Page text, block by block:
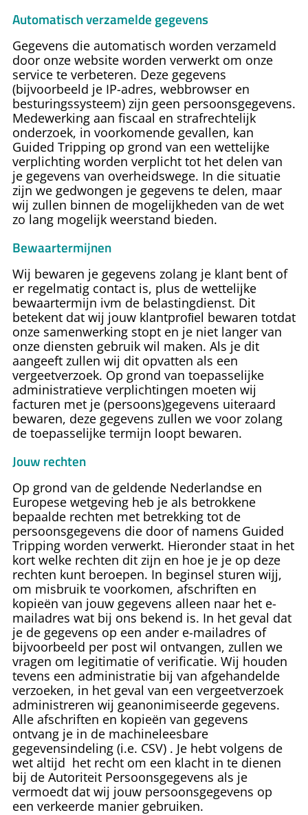
Automatisch verzamelde gegevens
Gegevens die automatisch worden verzameld
door onze website worden verwerkt om onze
service te verbeteren. Deze gegevens
(bijvoorbeeld je IP-adres, webbrowser en
besturingssysteem) zijn geen persoonsgegevens.
Medewerking aan fiscaal en strafrechtelijk
onderzoek, in voorkomende gevallen, kan
Guided Trippingop grond van een wettelijke
verplichting worden verplicht tot het delen van
je gegevens van overheidswege. In die situatie
zijn we gedwongen je gegevens te delen, maar
wij zullen binnen de mogelijkheden van de wet
zo lang mogelijk weerstand bieden.
Bewaartermijnen
Wij bewaren je gegevens zolang je klant bent of
er regelmatig contact is, plus de wettelijke
bewaartermijn ivm de belastingdienst. Dit
betekent dat wij jouw klantproﬁel bewaren totdat
onze samenwerking stopt en je niet langer van
onze diensten gebruik wil maken. Als je dit
aangeeft zullen wij dit opvatten als een
vergeetverzoek. Op grond van toepasselijke
administratieve verplichtingen moeten wij
facturen met je (persoons)gegevens uiteraard
bewaren, deze gegevens zullen we voor zolang
de toepasselijke termijn loopt bewaren.
Jouw rechten
Op grond van de geldende Nederlandse en
Europese wetgeving heb je als betrokkene
bepaalde rechten met betrekking tot de
persoonsgegevens die door of namens Guided
Tripping worden verwerkt. Hieronder staat in het
kort welke rechten dit zijn en hoe je je op deze
rechten kunt beroepen. In beginsel sturen wijj,
om misbruik te voorkomen, afschriften en
kopieën van jouw gegevens alleen naar het e-
mailadres wat bij ons bekend is. In het geval dat
je de gegevens op een ander e-mailadres of
bijvoorbeeld per post wil ontvangen, zullen we
vragen om legitimatie of verificatie. Wij houden
tevens een administratie bij van afgehandelde
verzoeken, in het geval van een vergeetverzoek
administreren wij geanonimiseerde gegevens.
Alle afschriften en kopieën van gegevens
ontvang je in de machineleesbare
gegevensindeling (i.e. CSV) . Je hebt volgens de
wet altijd het recht om een klacht in te dienen
bij de Autoriteit Persoonsgegevens als je
vermoedt dat wij jouw persoonsgegevens op
een verkeerde manier gebruiken.